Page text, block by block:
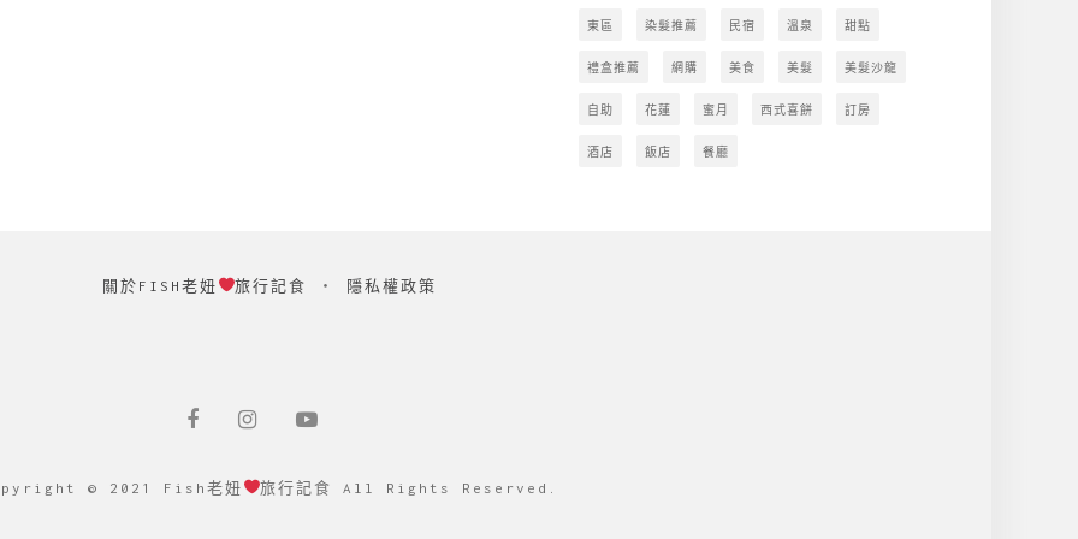
東區 染髮推薦 民宿 溫泉 甜點
禮盒推薦 網購 美食 美髮 美髮沙龍
自助 花蓮 蜜月 西式喜餅 訂房
酒店 飯店 餐廳
關於FISH老妞 旅行記食 ‧ 隱私權政策
© 2021 Fish老妞 旅行記食 All Rights Reserved.